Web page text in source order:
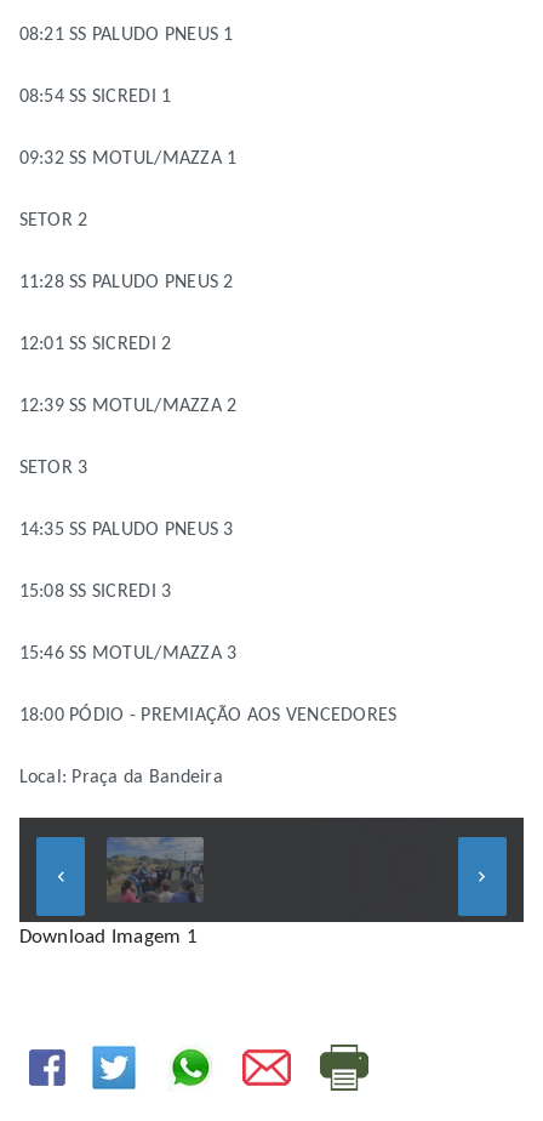
08:21 SS PALUDO PNEUS 1
08:54 SS SICREDI 1
09:32 SS MOTUL/MAZZA 1
SETOR 2
11:28 SS PALUDO PNEUS 2
12:01 SS SICREDI 2
12:39 SS MOTUL/MAZZA 2
SETOR 3
14:35 SS PALUDO PNEUS 3
15:08 SS SICREDI 3
15:46 SS MOTUL/MAZZA 3
18:00 PÓDIO - PREMIAÇÃO AOS VENCEDORES
Local: Praça da Bandeira
keyboard_arrow_left keyboard_arrow_right
Download Imagem 1